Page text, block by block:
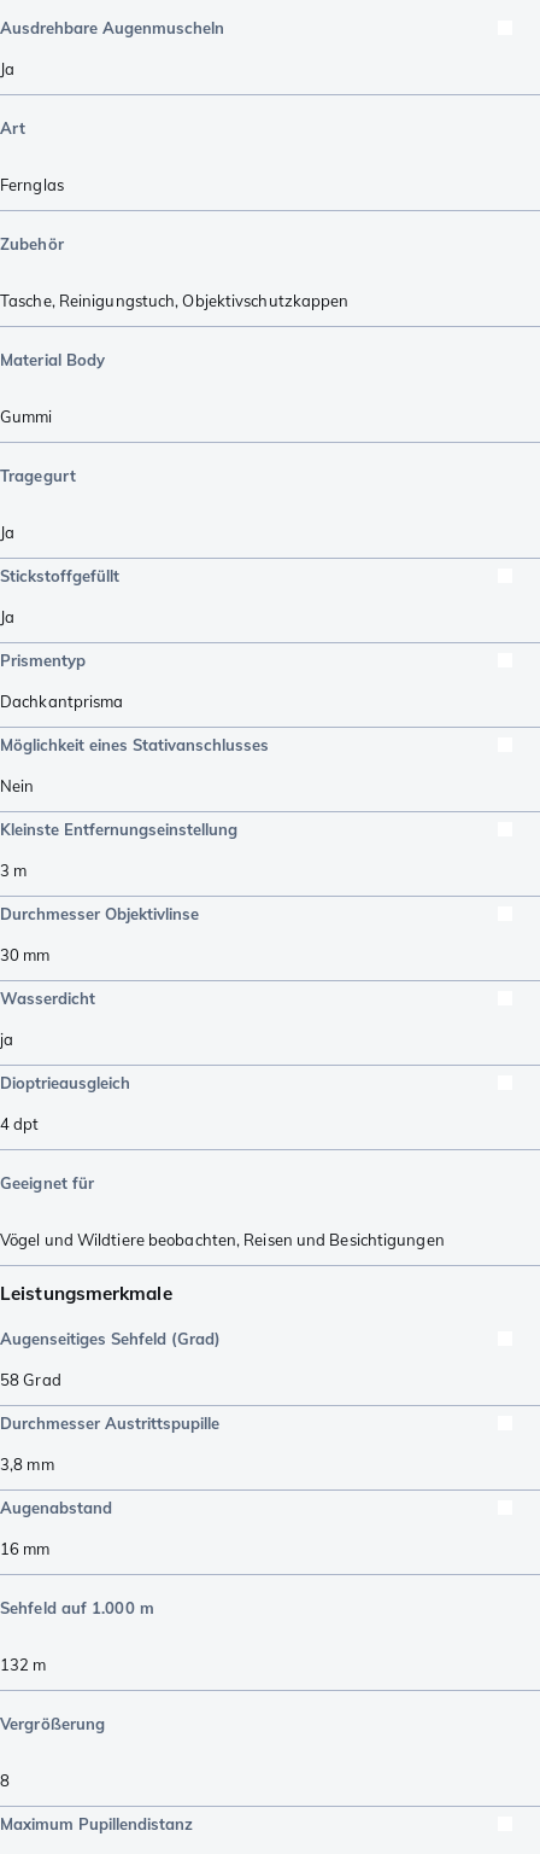
Ausdrehbare Augenmuscheln
Ja
Art
Fernglas
Zubehör
Tasche, Reinigungstuch,Objektivschutzkappen
Material Body
Gummi
Tragegurt
Ja
Stickstoffgefüllt
Ja
Prismentyp
Dachkantprisma
Möglichkeit eines Stativanschlusses
Nein
Kleinste Entfernungseinstellung
3 m
Durchmesser Objektivlinse
30 mm
Wasserdicht
ja
Dioptrieausgleich
4dpt
Geeignet für
Vögel und Wildtiere beobachten, Reisen und Besichtigungen
Leistungsmerkmale
Augenseitiges Sehfeld (Grad)
58Grad
Durchmesser Austrittspupille
3,8 mm
Augenabstand
16 mm
Sehfeld auf 1.000 m
132 m
Vergrößerung
8
Maximum Pupillendistanz